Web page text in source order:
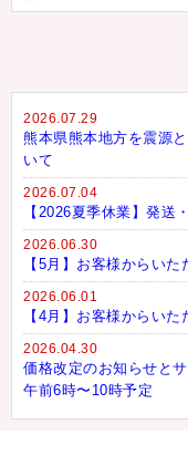
2026.07.29
熊本県熊本地方を震源
いて
2026.07.04
【2026夏季休業】発送
2026.06.30
【5月】お客様からいた
2026.06.01
【4月】お客様からいた
2026.04.30
価格改定のお知らせと
午前6時〜10時予定